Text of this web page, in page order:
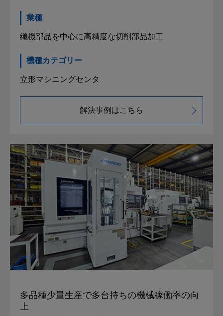
業種
織機部品を中心に高精度な切削部品加工
機種カテゴリー
立形マシニングセンタ
解決事例はこちら
多品種少量生産で多台持ちの機械稼働率の向
上